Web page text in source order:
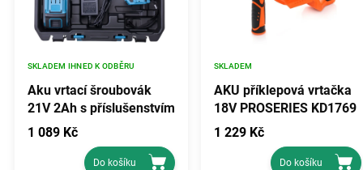
Aku vrtací šroubovák
21V 2Ah s příslušenstvím
KD3355
SKLADEM IHNED K ODBĚRU
1 089 Kč
Do košíku
AKU příklepová vrtačka
18V PROSERIES KD1769
SKLADEM
1 229 Kč
Do košíku